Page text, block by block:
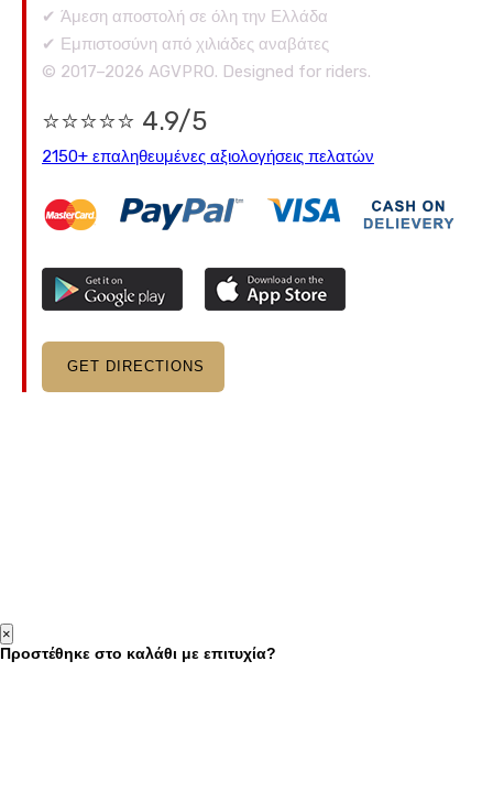
✔ Άμεση αποστολή σε όλη την Ελλάδα
✔ Εμπιστοσύνη από χιλιάδες αναβάτες
© 2017–2026 AGVPRO. Designed for riders.
⭐⭐⭐⭐⭐ 4.9/5
2150+ επαληθευμένες αξιολογήσεις πελατών
GET DIRECTIONS
×
Προστέθηκε στο καλάθι με επιτυχία?